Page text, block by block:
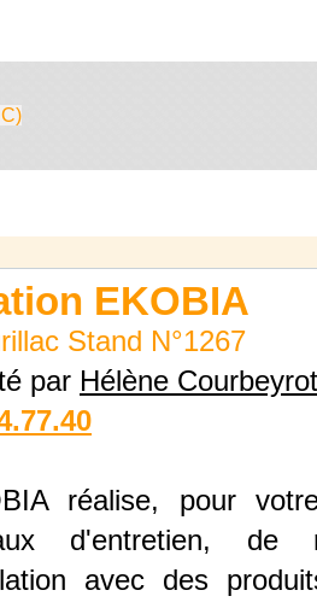
EKOBIA
Stand N°1267
par Hélène
réalise, pour
d'entretien, de
avec des